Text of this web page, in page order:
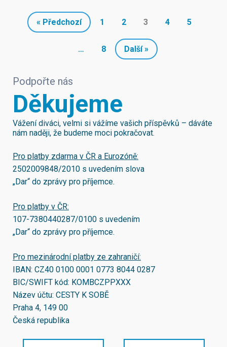
« Předchozí 1 2 3 4 5
… 8 Další »
Podpořte nás
Děkujeme
Vážení diváci, velmi si vážíme vašich příspěvků – dáváte
nám naději, že budeme moci pokračovat.
Pro platby zdarma v ČR a Eurozóně:
2502009848/2010 s uvedením slova
„Dar“ do zprávy pro příjemce.
Pro platby v ČR:
107-7380440287/0100 s uvedením
„Dar“ do zprávy pro příjemce.
Pro mezinárodní platby ze zahraničí:
IBAN: CZ40 0100 0001 0773 8044 0287
BIC/SWIFT kód: KOMBCZPPXXX
Název účtu: CESTY K SOBĚ
Praha 4, 149 00
Česká republika